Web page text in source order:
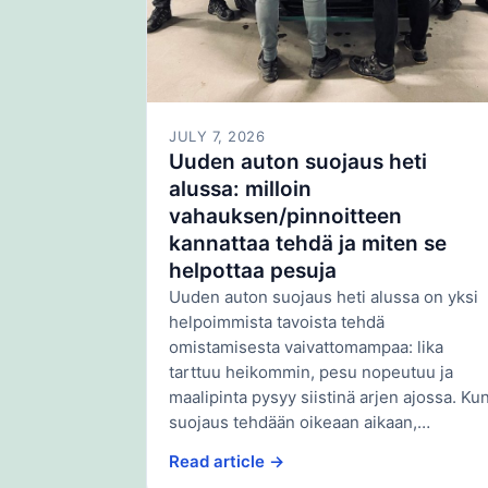
JULY 7, 2026
Uuden auton suojaus heti
alussa: milloin
vahauksen/pinnoitteen
kannattaa tehdä ja miten se
helpottaa pesuja
Uuden auton suojaus heti alussa on yksi
helpoimmista tavoista tehdä
omistamisesta vaivattomampaa: lika
tarttuu heikommin, pesu nopeutuu ja
maalipinta pysyy siistinä arjen ajossa.
suojaus tehdään oikeaan aikaan,…
Read article →